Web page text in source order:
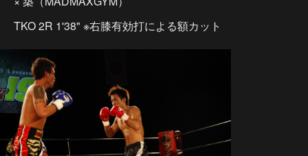
TKO 2R 1'38" ※右膝有効打による額カット